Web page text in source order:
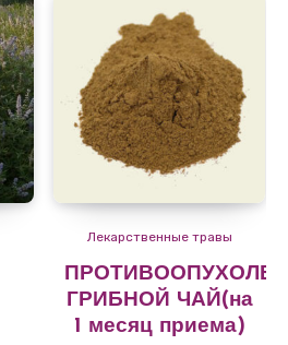
Лекарственные травы
ГРИБНОЙ ЧАЙ(на
1 месяц приема)